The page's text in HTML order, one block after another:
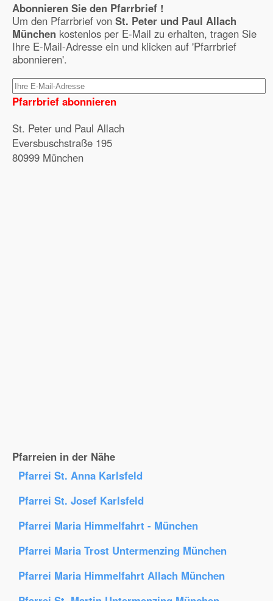
Abonnieren Sie den Pfarrbrief !
Um den Pfarrbrief von St. Peter und Paul Allach
München kostenlos per E-Mail zu erhalten, tragen Sie
Ihre E-Mail-Adresse ein und klicken auf 'Pfarrbrief
abonnieren'.
Pfarrbrief abonnieren
St. Peter und Paul Allach
Eversbuschstraße 195
80999 München
Pfarreien in der Nähe
Pfarrei St. Anna Karlsfeld
Pfarrei St. Josef Karlsfeld
Pfarrei Maria Himmelfahrt - München
Pfarrei Maria Trost Untermenzing München
Pfarrei Maria Himmelfahrt Allach München